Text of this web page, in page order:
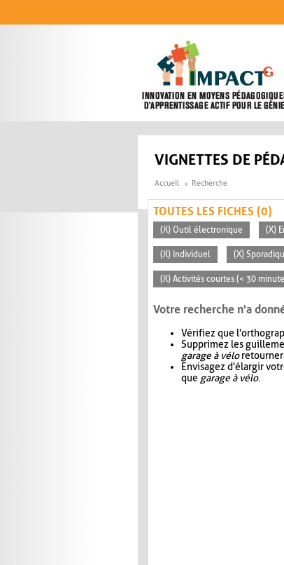
VIGNETTES DE
Accueil Recherche
TOUTES LES FICHES (0)
(X) Outil électronique (X)
(X) Individuel (X)
(X) Activités courtes (< 30
Votre recherche n'a
Vérifiez que
Supprimez les
garage à vélo
Envisagez d'élargir
que garage à vélo.